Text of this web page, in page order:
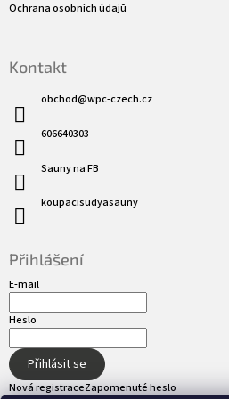
Ochrana osobních údajů
Kontakt
obchod@wpc-czech.cz
606640303
Sauny na FB
koupacisudyasauny
Přihlášení
E-mail
Heslo
Přihlásit se
Nová registraceZapomenuté heslo